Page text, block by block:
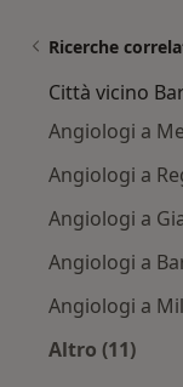
Ricerche
Città vicino
Angiologi a
Angiologi a
Angiologi a
Angiologi a
Angiologi a
Altro (11)